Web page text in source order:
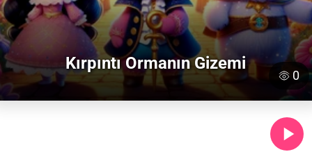
Kırpıntı Ormanın Gizemi
0